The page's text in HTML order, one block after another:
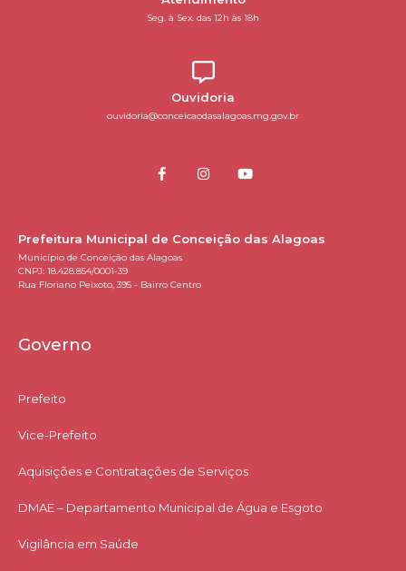
Seg. à Sex. das 12h às 18h
Ouvidoria
ouvidoria@conceicaodasalagoas.mg.gov.br
Prefeitura Municipal de Conceição das Alagoas
Município de Conceição das Alagoas
CNPJ: 18.428.854/0001-39
Rua Floriano Peixoto, 395 - Bairro Centro
Governo
Prefeito
Vice-Prefeito
Aquisições e Contratações de Serviços​
DMAE – Departamento Municipal de Água e Esgoto
Vigilância em Saúde